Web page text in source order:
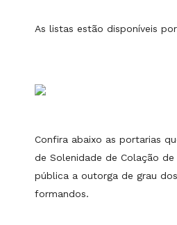
As listas estão disponíveis
Confira abaixo as portarias
de Solenidade de Colação
pública a outorga de grau
formandos.